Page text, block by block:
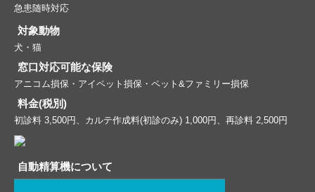
急患随時対応
対象動物
犬・猫
窓口対応可能な保険
アニコム損保・アイペット損保・ペット&ファミリー損保
料金(税別)
初診料 3,500円、カルテ作成料(初診のみ) 1,000円、再診料 2,500円
自動精算機について